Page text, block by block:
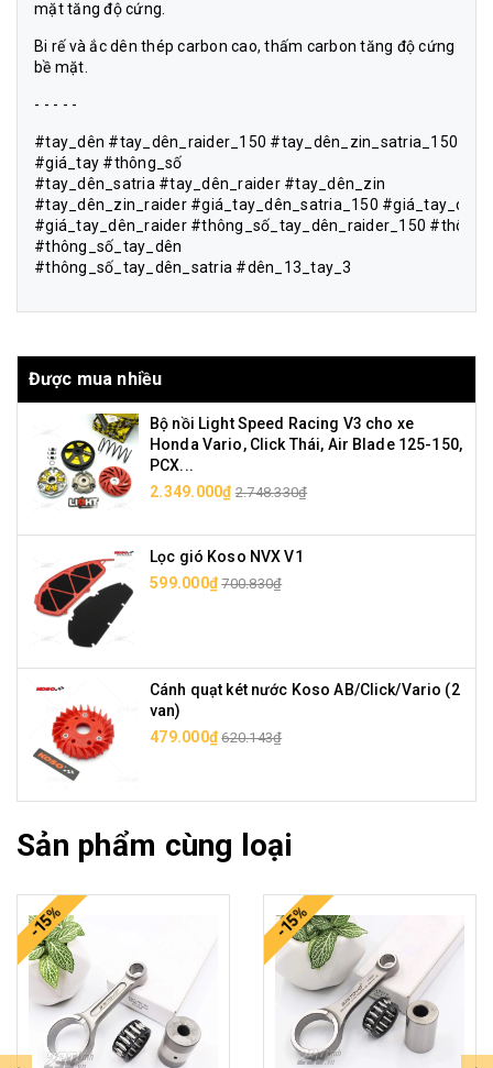
mặt tăng độ cứng.
Bi rế và ắc dên thép carbon cao, thấm carbon tăng độ cứng
bề mặt.
- - - - -
#tay_dên #tay_dên_raider_150 #tay_dên_zin_satria_150
#giá_tay #thông_số
#tay_dên_satria #tay_dên_raider #tay_dên_zin
#tay_dên_zin_raider #giá_tay_dên_satria_150 #giá_tay_dên
#giá_tay_dên_raider #thông_số_tay_dên_raider_150
#thông_số_tay_dên
#thông_số_tay_dên_satria #dên_13_tay_3
Được mua nhiều
Bộ nồi Light Speed Racing V3 cho xe
Honda Vario, Click Thái, Air Blade 125-150,
PCX...
2.349.000₫ 2.748.330₫
Lọc gió Koso NVX V1
599.000₫ 700.830₫
Cánh quạt két nước Koso AB/Click/Vario (2
van)
479.000₫ 620.143₫
Sản phẩm cùng loại
-15% -15%